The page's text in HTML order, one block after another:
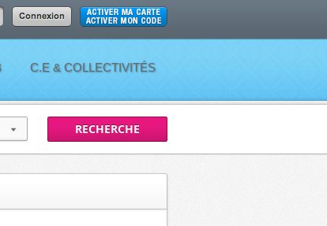
C.E & COLLECTIVITÉS